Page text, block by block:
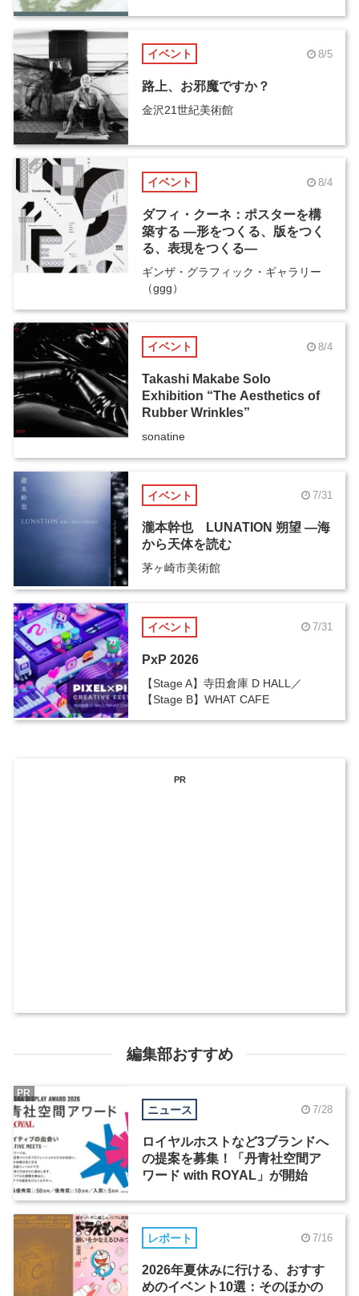
イベント 8/5
路上、お邪魔ですか？
金沢21世紀美術館
イベント 8/4
ダフィ・クーネ：ポスターを構
築する ―形をつくる、版をつく
る、表現をつくる―
ギンザ・グラフィック・ギャラリー
（ggg）
イベント 8/4
Takashi Makabe Solo
Exhibition “The Aesthetics of
Rubber Wrinkles”
sonatine
イベント 7/31
瀧本幹也 LUNATION 朔望 ―海
から天体を読む
茅ヶ崎市美術館
イベント 7/31
PxP 2026
【Stage A】寺田倉庫 D HALL／
【Stage B】WHAT CAFE
PR
編集部おすすめ
ニュース 7/28
ロイヤルホストなど3ブランドへ
の提案を募集！「丹青社空間ア
ワード with ROYAL」が開始
PR
レポート 7/16
2026年夏休みに行ける、おすす
めのイベント10選：そのほかの